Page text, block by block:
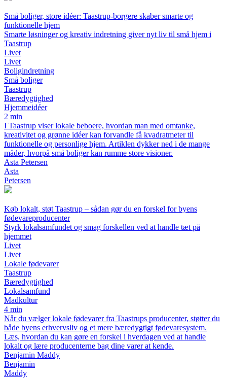
Små boliger, store idéer: Taastrup-borgere skaber smarte og
funktionelle hjem
Smarte løsninger og kreativ indretning giver nyt liv til små hjem i
Taastrup
Livet
Livet
Boligindretning
Små boliger
Taastrup
Bæredygtighed
Hjemmeidéer
2 min
I Taastrup viser lokale beboere, hvordan man med omtanke,
kreativitet og grønne idéer kan forvandle få kvadratmeter til
funktionelle og personlige hjem. Artiklen dykker ned i de mange
måder, hvorpå små boliger kan rumme store visioner.
Asta Petersen
Asta
Petersen
Køb lokalt, støt Taastrup – sådan gør du en forskel for byens
fødevareproducenter
Styrk lokalsamfundet og smag forskellen ved at handle tæt på
hjemmet
Livet
Livet
Lokale fødevarer
Taastrup
Bæredygtighed
Lokalsamfund
Madkultur
4 min
Når du vælger lokale fødevarer fra Taastrups producenter, støtter du
både byens erhvervsliv og et mere bæredygtigt fødevaresystem.
Læs, hvordan du kan gøre en forskel i hverdagen ved at handle
lokalt og lære producenterne bag dine varer at kende.
Benjamin Maddy
Benjamin
Maddy